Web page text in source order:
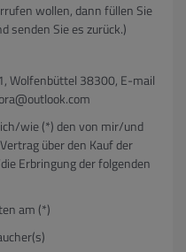
wollen, dann füllen Sie
senden Sie es zurück.)
Wolfenbüttel 38300, E-mail
wie (*) den von mir/und
über den Kauf der
Erbringung der folgenden
am (*)